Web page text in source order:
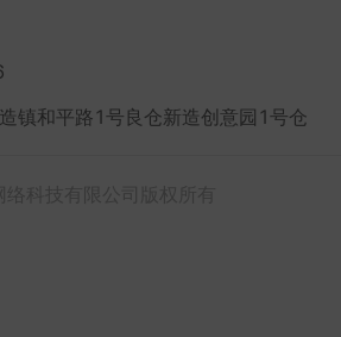
镇和平路1号良仓新造创意园1号仓